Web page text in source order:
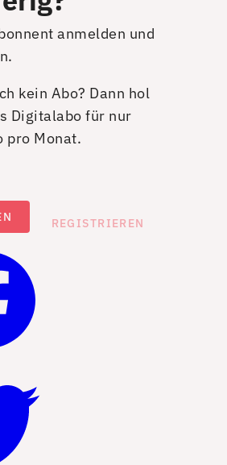
anmelden und
kein Abo? Dann hol
Digitalabo für nur
pro Monat.
REGISTRIEREN